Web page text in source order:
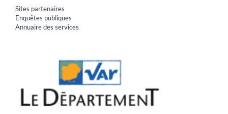
Sites partenaires
Enquêtes publiques
Annuaire des services